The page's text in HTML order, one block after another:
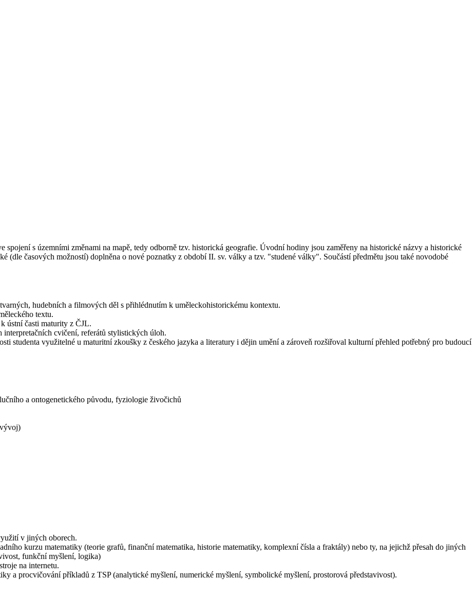
s územními změnami na mapě, tedy odborně tzv. historická geografie. Úvodní hodiny jsou zaměřeny na historické názvy a historické
(dle časových možností) doplněna o nové poznatky z období II. sv. války a tzv. "studené války". Součástí předmětu jsou také novodobé
hudebních a filmových děl s přihlédnutím k uměleckohistorickému kontextu.
textu.
ústní časti maturity z ČJL.
interpretačních cvičení, referátů stylistických úloh.
studenta využitelné u maturitní zkoušky z českého jazyka a literatury i dějin umění a zároveň rozšiřoval kulturní přehled potřebný pro budoucí
a ontogenetického původu, fyziologie živočichů
v jiných oborech.
kurzu matematiky (teorie grafů, finanční matematika, historie matematiky, komplexní čísla a fraktály) nebo ty, na jejichž přesah do jiných
funkční myšlení, logika)
na internetu.
a procvičování příkladů z TSP (analytické myšlení, numerické myšlení, symbolické myšlení, prostorová představivost).